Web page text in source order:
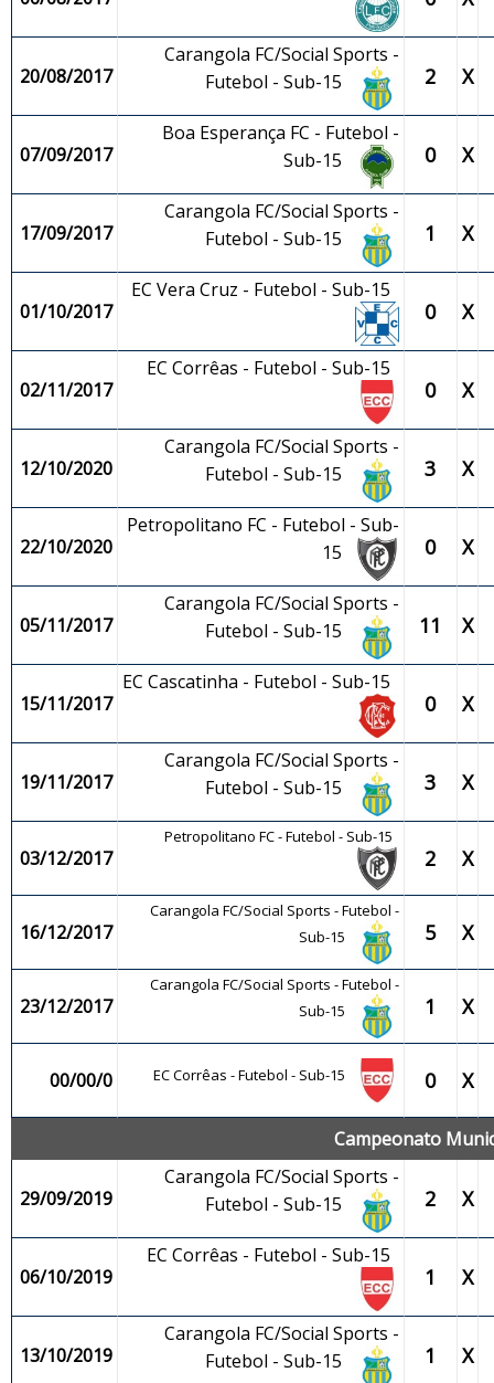
20/08/2017
Carangola FC/Social Sports -
Futebol - Sub-15
2 X
07/09/2017
Boa Esperança FC - Futebol -
Sub-15
0 X
17/09/2017
Carangola FC/Social Sports -
Futebol - Sub-15
1 X
01/10/2017
EC Vera Cruz - Futebol - Sub-15
0 X
02/11/2017
EC Corrêas - Futebol - Sub-15
0 X
12/10/2020
Carangola FC/Social Sports -
Futebol - Sub-15
3 X
22/10/2020
Petropolitano FC - Futebol - Sub-
15
0 X
05/11/2017
Carangola FC/Social Sports -
Futebol - Sub-15
11 X
15/11/2017
EC Cascatinha - Futebol - Sub-15
0 X
19/11/2017
Carangola FC/Social Sports -
Futebol - Sub-15
3 X
03/12/2017
Petropolitano FC - Futebol - Sub-15
2 X
16/12/2017
Carangola FC/Social Sports - Futebol -
Sub-15
5 X
23/12/2017
Carangola FC/Social Sports - Futebol -
Sub-15
1 X
00/00/0 EC Corrêas - Futebol - Sub-15 0 X
Campeonato
29/09/2019
Carangola FC/Social Sports -
Futebol - Sub-15
2 X
06/10/2019
EC Corrêas - Futebol - Sub-15
1 X
13/10/2019
Carangola FC/Social Sports -
Futebol - Sub-15
1 X